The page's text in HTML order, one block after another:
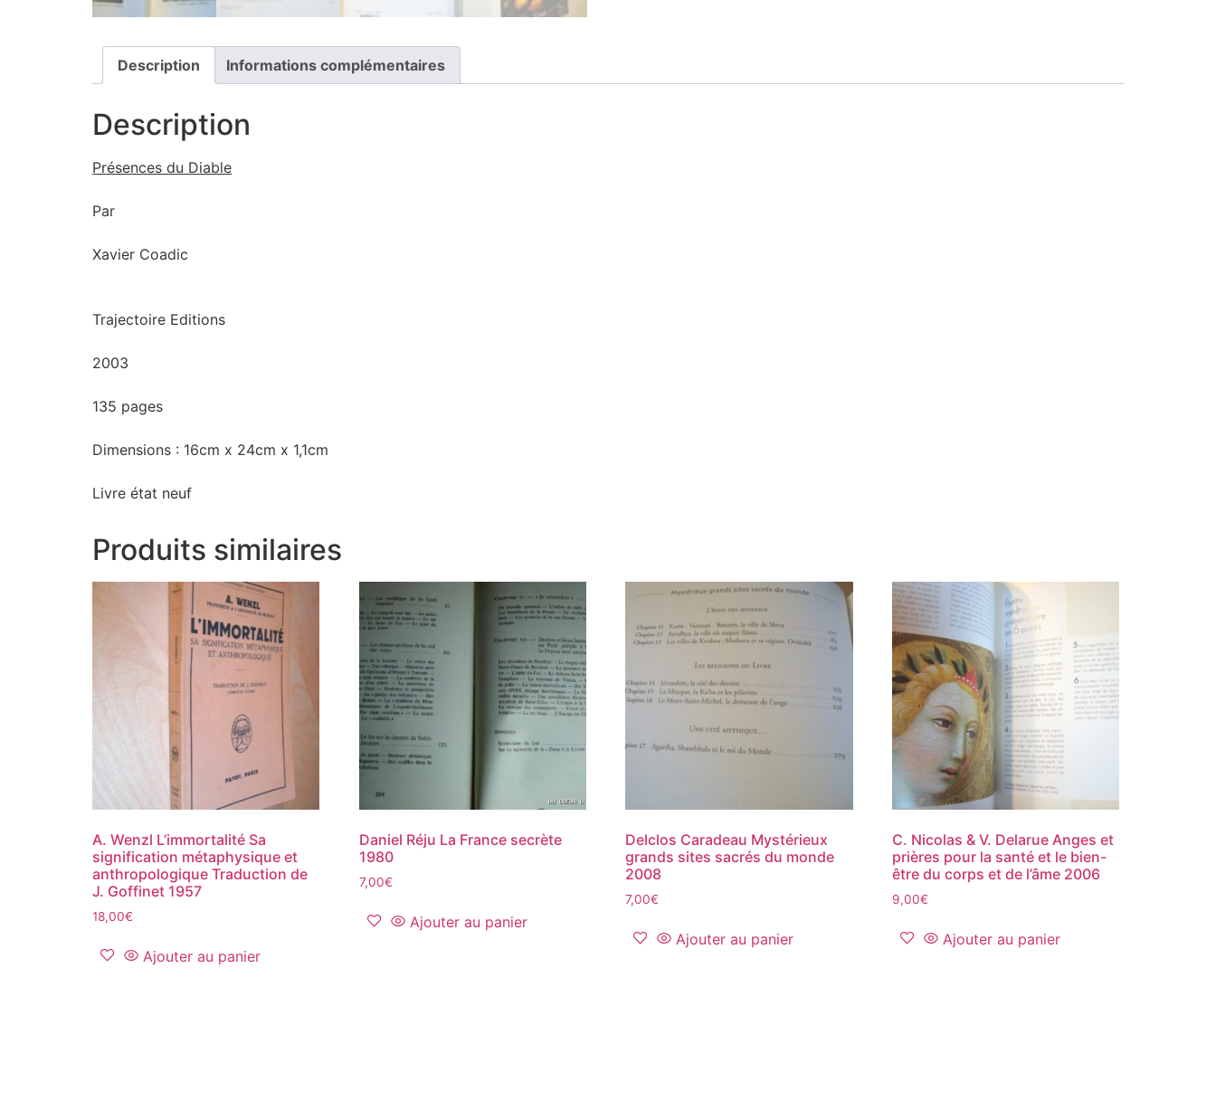
Description Informations complémentaires
Description
Présences du Diable
Par
Xavier Coadic
Trajectoire Editions
2003
135 pages
Dimensions : 16cm x 24cm x 1,1cm
Livre état neuf
Produits similaires
A. Wenzl L’immortalité Sa
signification métaphysique et
anthropologique Traduction de
J. Goffinet 1957
18,00€
Ajouter au panier
Daniel Réju La France secrète
1980
7,00€
Ajouter au panier
Delclos Caradeau Mystérieux
grands sites sacrés du monde
2008
7,00€
Ajouter au panier
C. Nicolas & V. Delarue Anges et
prières pour la santé et le bien-
être du corps et de l’âme 2006
9,00€
Ajouter au panier